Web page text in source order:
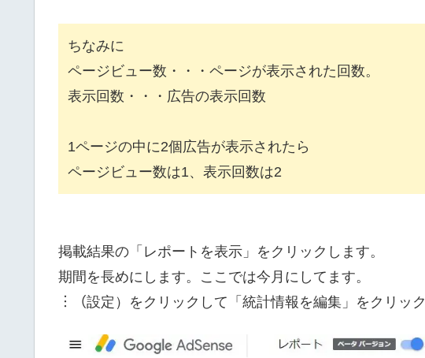
ちなみに
ページビュー数・・・ページが表示された回数。
表示回数・・・広告の表示回数
1ページの中に2個広告が表示されたら
ページビュー数は1、表示回数は2
掲載結果の「レポートを表示」をクリックします。
期間を長めにします。ここでは今月にしてます。
︙（設定）をクリックして「統計情報を編集」をクリック